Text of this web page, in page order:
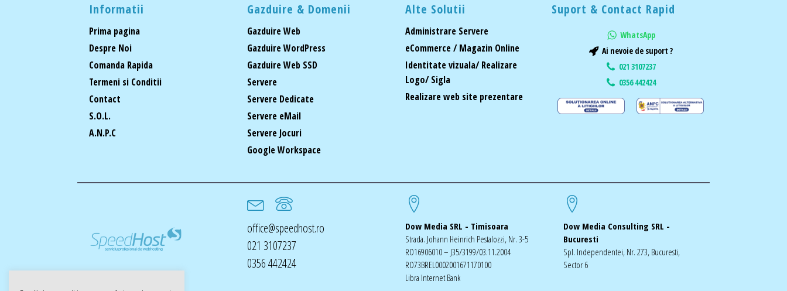
Informatii
Prima pagina
Despre Noi
Comanda Rapida
Termeni si Conditii
Contact
S.O.L.
A.N.P.C
Gazduire & Domenii
Gazduire Web
Gazduire WordPress
Gazduire Web SSD
Servere
Servere Dedicate
Servere eMail
Servere Jocuri
Google Workspace
Alte Solutii
Administrare Servere
eCommerce / Magazin Online
Identitate vizuala/ Realizare
Logo/ Sigla
Realizare web site prezentare
Suport & Contact Rapid
WhatsApp
Ai nevoie de suport ?
021 3107237
0356 442424
office@speedhost.ro
021 3107237
0356 442424
Dow Media SRL - Timisoara
Strada. Johann Heinrich Pestalozzi, Nr. 3-5
RO16906010 – J35/3199/03.11.2004
RO73BREL0002001671170100
Libra Internet Bank
Dow Media Consulting SRL -
Bucuresti
Spl. Independentei, Nr. 273, Bucuresti,
Sector 6